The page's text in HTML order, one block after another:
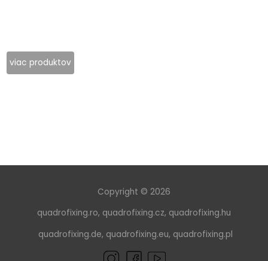
viac produktov
Copyright © 2026
quadrofixing.ro, quadrofixing.cz, quadrofixing.hu
quadrofixing.de, quadrofixing.eu, quadrofixing.pl